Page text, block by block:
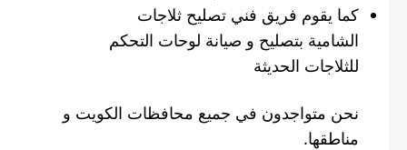
كما يقوم فريق فني تصليح ثلاجات
الشامية بتصليح و صيانة لوحات التحكم
للثلاجات الحديثة
نحن متواجدون في جميع محافظات الكويت و
مناطقها.